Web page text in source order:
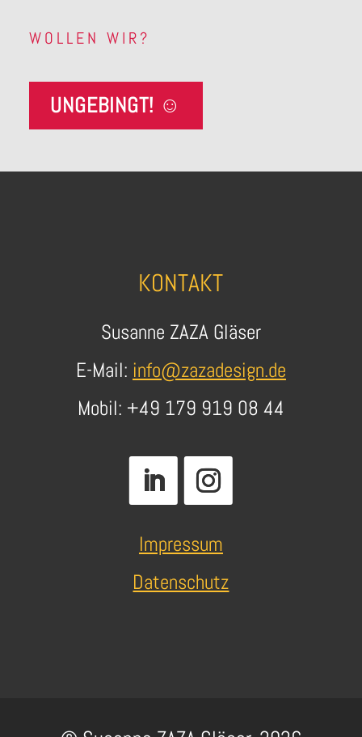
WOLLEN WIR?
UNGEBINGT! ☺️
KONTAKT
Susanne ZAZA Gläser
E-Mail: info@zazadesign.de
Mobil: +49 179 919 08 44
Impressum
Datenschutz